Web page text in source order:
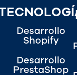
Desarrollo
Shopify
Desarrollo
PrestaShop